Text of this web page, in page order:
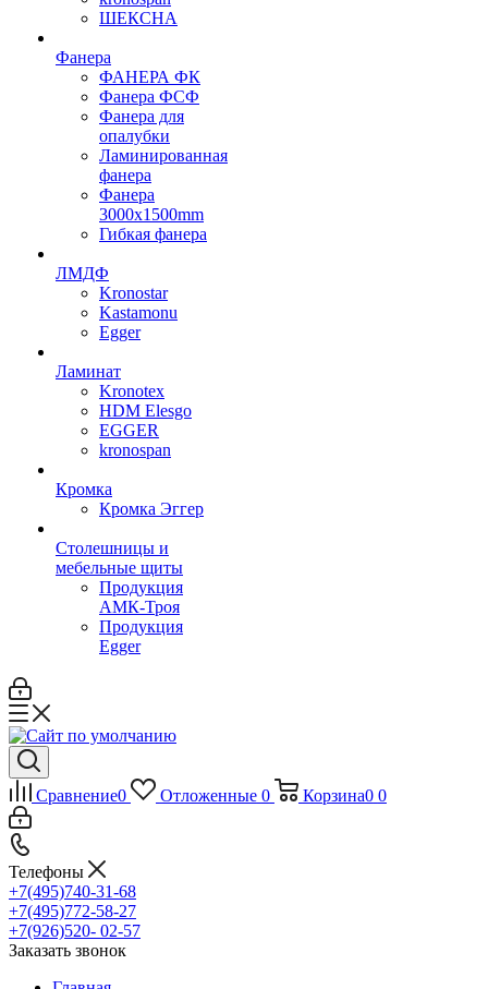
ШЕКСНА
Фанера
ФАНЕРА ФК
Фанера ФСФ
Фанера для
опалубки
Ламинированная
фанера
Фанера
3000х1500mm
Гибкая фанера
ЛМДФ
Kronostar
Kastamonu
Egger
Ламинат
Kronotex
HDM Elesgo
EGGER
kronospan
Кромка
Кромка Эггер
Столешницы и
мебельные щиты
Продукция
АМК-Троя
Продукция
Egger
Сравнение0 Отложенные 0 Корзина0 0
Телефоны
+7(495)740-31-68
+7(495)772-58-27
+7(926)520- 02-57
Заказать звонок